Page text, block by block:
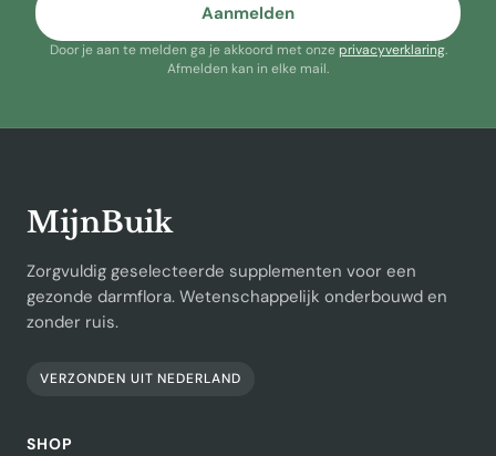
Aanmelden
Door je aan te melden ga je akkoord met onzeprivacyverklaring.
Afmelden kan in elke mail.
MijnBuik
Zorgvuldig geselecteerde supplementen voor een
gezonde darmflora. Wetenschappelijk onderbouwd en
zonder ruis.
VERZONDEN UIT NEDERLAND
SHOP